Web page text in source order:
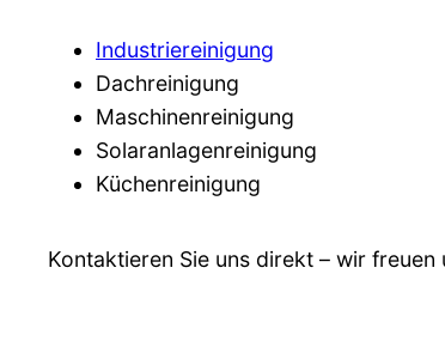
Industriereinigung
Dachreinigung
Maschinenreinigung
Solaranlagenreinigung
Küchenreinigung
Kontaktieren Sie uns direkt – wir